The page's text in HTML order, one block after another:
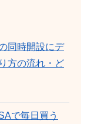
同時開設にデ
方の流れ・ど
で毎日買う